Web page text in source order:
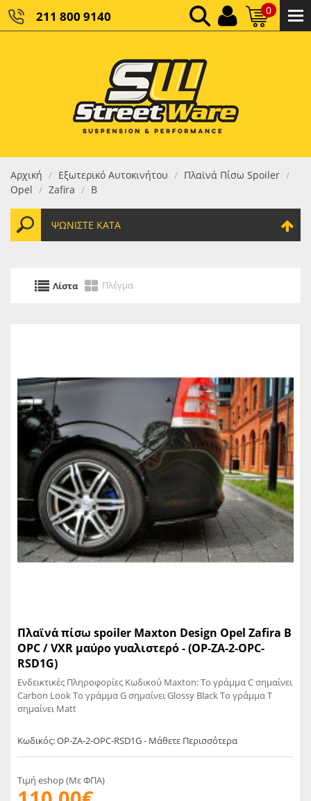
211 800 9140 0
ΚΑΘΑΡΌ ΣΎΝΟΛΟ:
ΤΕΛΙΚΌ ΣΎΝΟΛΟ:0,00 €
Αρχική / Εξωτερικό Αυτοκινήτου / Πλαϊνά Πίσω Spoiler /
Opel / Zafira / B
ΨΩΝΊΣΤΕ ΚΑΤΆ
Λίστα Πλέγμα
Πλαϊνά πίσω spoiler Maxton Design Opel Zafira B
OPC / VXR μαύρο γυαλιστερό - (OP-ZA-2-OPC-
RSD1G)
Ενδεικτικές Πληροφορίες Κωδικού Maxton: Το γράμμα C σημαίνει
Carbon Look Το γράμμα G σημαίνει Glossy Black Το γράμμα T
σημαίνει Matt
Κωδικός: OP-ZA-2-OPC-RSD1G - Μάθετε Περισσότερα
Τιμή eshop (Με ΦΠΑ)